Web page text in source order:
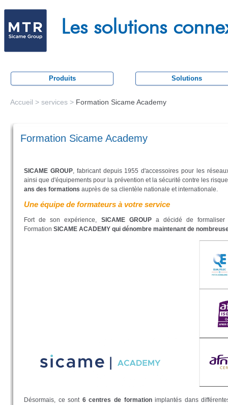
t
r
a
n
Les solutions
Produits Solutions
êtes
Accueil > services > Formation Sicame Academy
Formation Sicame Academy
SICAME GROUP, fabricant depuis 1955 d'accessoires pour les
ainsi que d'équipements pour la prévention et la sécurité contre les
ans des formations auprès de sa clientèle nationale et internationale.
Une équipe de formateurs à votre service
Fort de son expérience, SICAME GROUP a décidé de
Formation SICAME ACADEMY qui dénombre maintenant de
Désormais, ce sont 6 centres de formationimplantés dans